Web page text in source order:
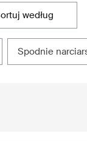
sortuj według
spodnie